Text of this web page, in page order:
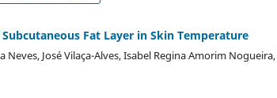
Fat Layer in Skin Temperature
Neves, José Vilaça-Alves, Isabel Regina Amorim